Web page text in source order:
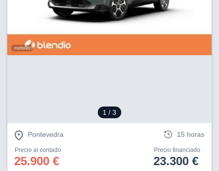
1 / 3
Pontevedra 15 horas
Precio al contado
25.900 €
Precio financiado
23.300 €